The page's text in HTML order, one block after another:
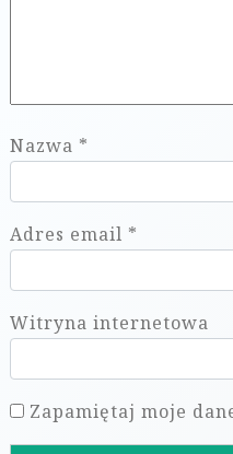
Nazwa *
Adres email *
Witryna internetowa
Zapamiętaj moje